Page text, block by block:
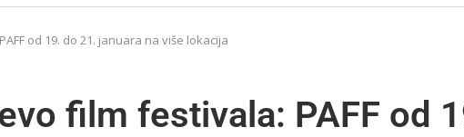
od 19. do 21. januara na više lokacija
film festivala: PAFF od